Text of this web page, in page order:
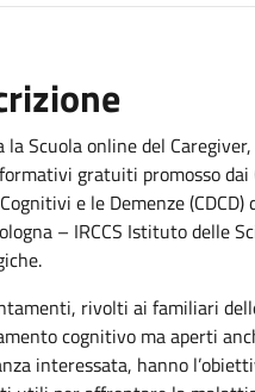
la Scuola online del
gratuiti promosso dai
e le Demenze (CDCD)
– IRCCS Istituto delle
rivolti ai familiari
cognitivo ma aperti
interessata, hanno